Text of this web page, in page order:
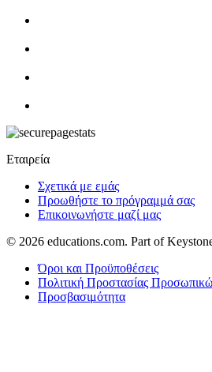
Εταιρεία
Σχετικά με εμάς
Προωθήστε το πρόγραμμά σας
Επικοινωνήστε μαζί μας
© 2026 educations.com. Part of
Όροι και Προϋποθέσεις
Πολιτική Προστασίας
Προσβασιμότητα